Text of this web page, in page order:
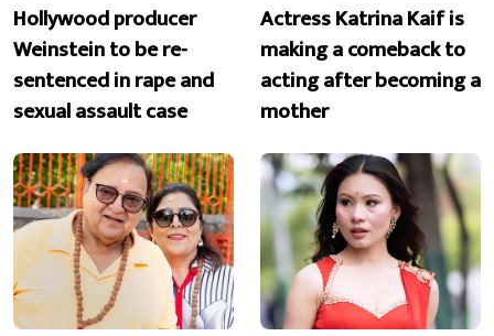
Hollywood producer
Weinstein to be re-
sentenced in rape and
sexual assault case
Actress Katrina Kaif is
making a comeback to
acting after becoming a
mother